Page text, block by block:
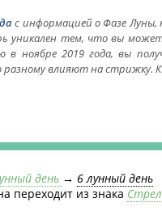
с информацией о Фазе Луны,
уникален тем, что вы
в ноябре 2019 года, вы
влияют на стрижку.
день → 6 лунный день
переходит из знака